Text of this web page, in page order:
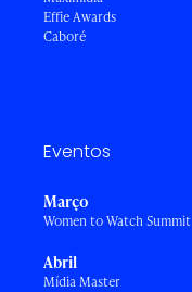
Effie Awards
Caboré
Eventos
Março
Women to Watch Summit
Abril
Mídia Master